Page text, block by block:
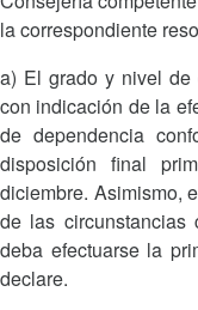
la correspondiente
a) El grado y nivel de
con indicación de la
de dependencia
disposición final
diciembre. Asimismo,
de las circunstancias
deba efectuarse la
declare.